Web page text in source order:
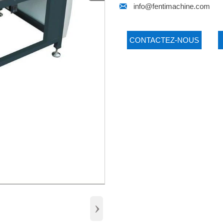
›
 info@fentimachine.com
CONTACTEZ-NOUS